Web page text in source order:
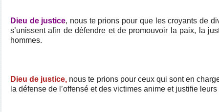
Dieu de justice, nous te prions pour que les croyants de
s’unissent afin de défendre et de promouvoir la paix, la
hommes.
Dieu de justice, nous te prions pour ceux qui sont en
la défense de l’offensé et des victimes anime et justifie